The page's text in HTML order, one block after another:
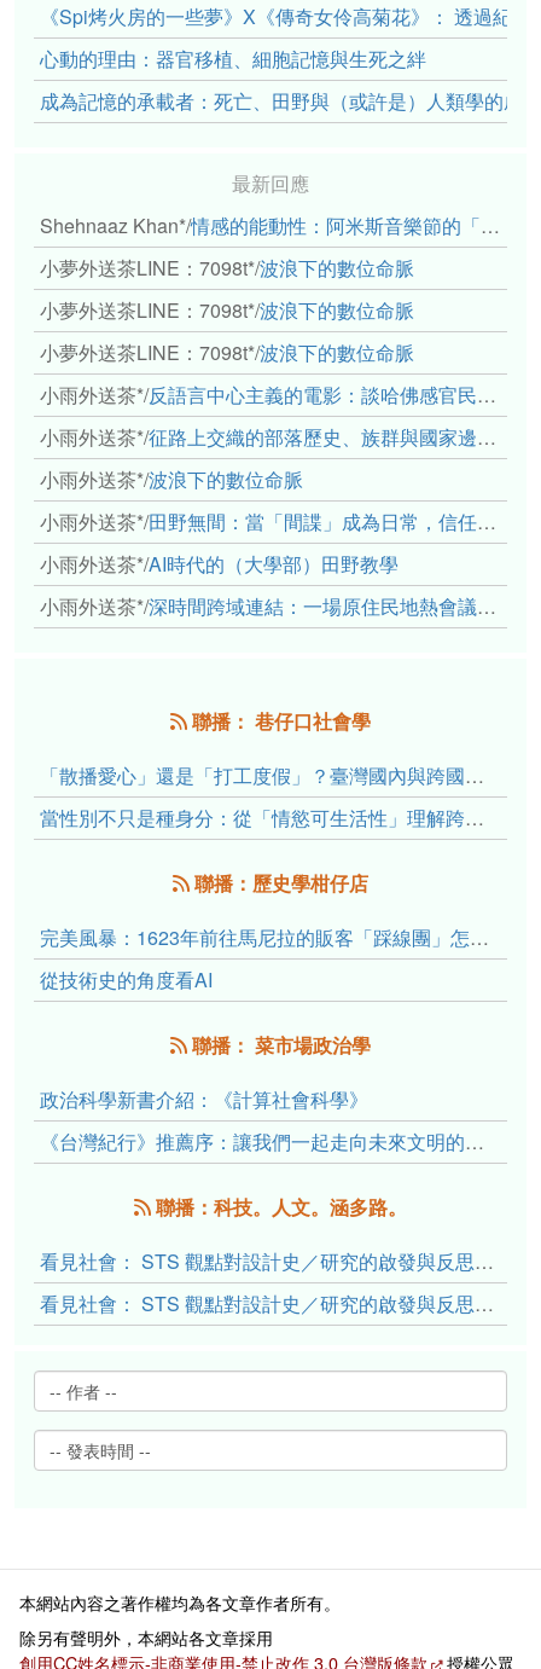
《Spi烤火房的一些夢》X《傳奇女伶高菊花》： 透過紀
心動的理由：器官移植、細胞記憶與生死之絆
成為記憶的承載者：死亡、田野與（或許是）人類學的成
最新回應
Shehnaaz Khan*/情感的能動性：阿米斯音樂節的「對話觀察」
小夢外送茶LINE：7098t*/波浪下的數位命脈
小夢外送茶LINE：7098t*/波浪下的數位命脈
小夢外送茶LINE：7098t*/波浪下的數位命脈
小雨外送茶*/反語言中心主義的電影：談哈佛感官民族誌實驗室
小雨外送茶*/征路上交織的部落歷史、族群與國家邊界敘事： 《路有多長》、《高砂的翅膀》、《檔案／李光輝》
小雨外送茶*/波浪下的數位命脈
小雨外送茶*/田野無間：當「間諜」成為日常，信任角力下的情感伏流
小雨外送茶*/AI時代的（大學部）田野教學
小雨外送茶*/深時間跨域連結：一場原住民地熱會議的初步觀察
聯播： 巷仔口社會學
「散播愛心」還是「打工度假」？臺灣國內與跨國捐卵的利他修辭、金錢動機與身體代價
當性別不只是種身分：從「情慾可生活性」理解跨性別者的身體、慾望與認同探索
聯播：歷史學柑仔店
完美風暴：1623年前往馬尼拉的販客「踩線團」怎麼會困死於澎湖?
從技術史的角度看AI
聯播： 菜市場政治學
政治科學新書介紹：《計算社會科學》
《台灣紀行》推薦序：讓我們一起走向未來文明的備忘錄
聯播：科技。人文。涵多路。
看見社會： STS 觀點對設計史／研究的啟發與反思（下）
看見社會： STS 觀點對設計史／研究的啟發與反思（上）
本網站內容之著作權均為各文章作者所有。
除另有聲明外，本網站各文章採用
創用CC姓名標示-非商業使用-禁止改作 3.0 台灣版條款
授權公眾